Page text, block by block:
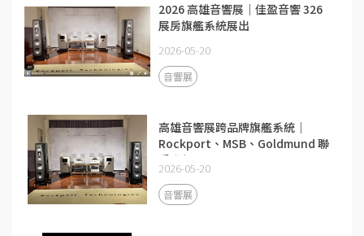
2026 高雄音響展｜佳盈音響 326
展房旗艦系統展出
2026-05-20
音響展
高雄音響展跨品牌旗艦系統｜
Rockport、MSB、Goldmund 聯
手發聲
2026-05-20
音響展